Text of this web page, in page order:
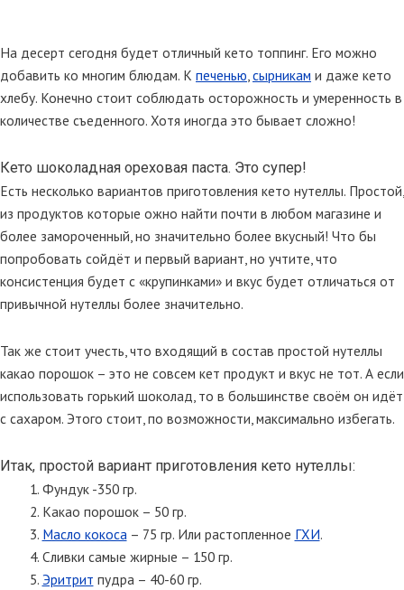
На десерт сегодня будет отличный кето топпинг. Его можно
добавить ко многим блюдам. К печенью сырникам и даже кето
хлебу. Конечно стоит соблюдать осторожность и умеренность в
количестве съеденного. Хотя иногда это бывает сложно!
Кето шоколадная ореховая паста. Это супер!
Есть несколько вариантов приготовления кето нутеллы. Простой,
из продуктов которые ожно найти почти в любом магазине и
более замороченный, но значительно более вкусный! Что бы
попробовать сойдёт и первый вариант, но учтите, что
консистенция будет с «крупинками» и вкус будет отличаться от
привычной нутеллы более значительно.
Так же стоит учесть, что входящий в состав простой нутеллы
какао порошок – это не совсем кет продукт и вкус не тот. А если
использовать горький шоколад, то в большинстве своём он идёт
с сахаром. Этого стоит, по возможности, максимально избегать.
Итак, простой вариант приготовления кето нутеллы:
Фундук -350 гр.
Какао порошок – 50 гр.
Масло кокоса– 75 гр. Или растопленное ГХИ.
Сливки самые жирные – 150 гр.
Эритрит пудра – 40-60 гр.